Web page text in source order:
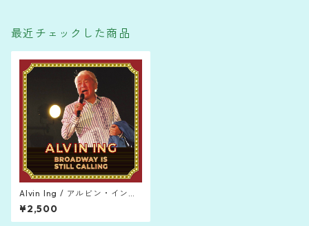
最近チェックした商品
Alvin Ing / アルビン・イン
「Broadway Is Still Calling」
(2020)
¥2,500